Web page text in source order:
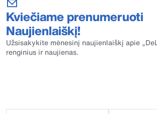
Kviečiame prenumeruoti
Naujienlaiškį!
Užsisakykite mėnesinį naujienlaiškį apie
renginius ir naujienas.